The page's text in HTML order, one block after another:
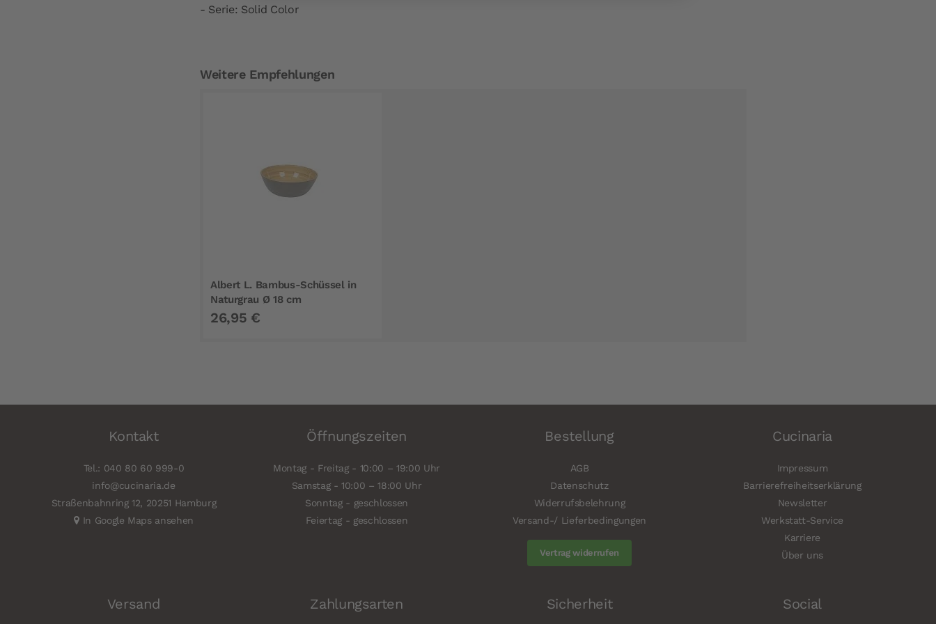
- Serie: Solid Color
Weitere Empfehlungen
Albert L. Bambus-Schüssel in
Naturgrau Ø 18 cm
26,95 €
Kontakt
Tel.: 040 80 60 999-0
info@cucinaria.de
Straßenbahnring 12, 20251 Hamburg
In Google Maps ansehen
Öffnungszeiten
Montag - Freitag - 10:00 – 19:00 Uhr
Samstag - 10:00 – 18:00 Uhr
Sonntag - geschlossen
Feiertag - geschlossen
Bestellung
AGB
Datenschutz
Widerrufsbelehrung
Versand-/ Lieferbedingungen
Vertrag widerrufen
Cucinaria
Impressum
Barrierefreiheitserklärung
Newsletter
Werkstatt-Service
Karriere
Über uns
Versand Zahlungsarten Sicherheit Social